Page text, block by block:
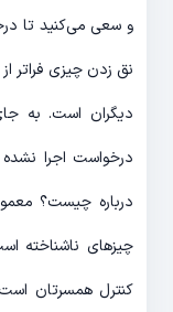
و سعی می‌کنید تا
نق زدن چیزی فراتر
دیگران است. به
درخواست اجرا
درباره چیست؟
چیزهای ناشناخته
کنترل همسرتان